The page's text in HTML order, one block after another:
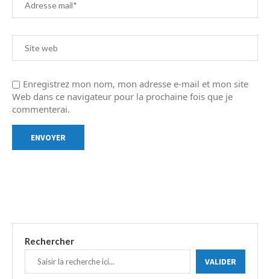
Enregistrez mon nom, mon adresse e-mail et mon site
Web dans ce navigateur pour la prochaine fois que je
commenterai.
Rechercher
VALIDER